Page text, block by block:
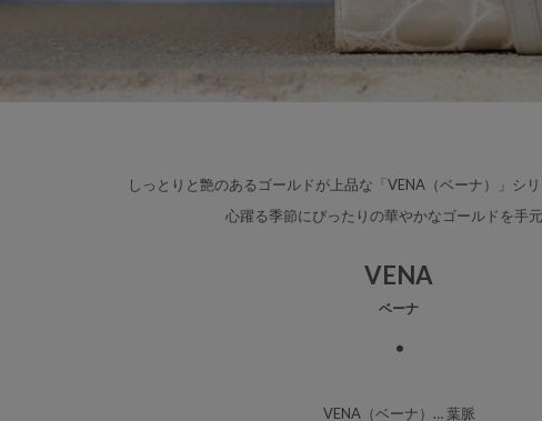
しっとりと艶のあるゴールドが上品な 「VENA（ベーナ）」シ
心躍る季節にぴったりの華やかなゴールドを手元
VENA
ベーナ
VENA（ベーナ）… 葉脈